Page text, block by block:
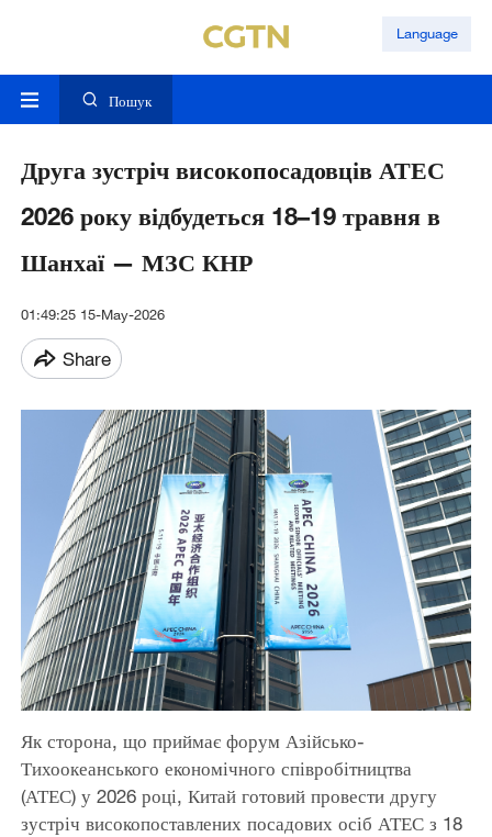
Language
Пошук
Друга зустріч високопосадовців АТЕС
2026 року відбудеться 18–19 травня в
Шанхаї — МЗС КНР
01:49:25 15-May-2026
Share
Як сторона, що приймає форум Азійсько-
Тихоокеанського економічного співробітництва
(АТЕС) у 2026 році, Китай готовий провести другу
зустріч високопоставлених посадових осіб АТЕС з 18